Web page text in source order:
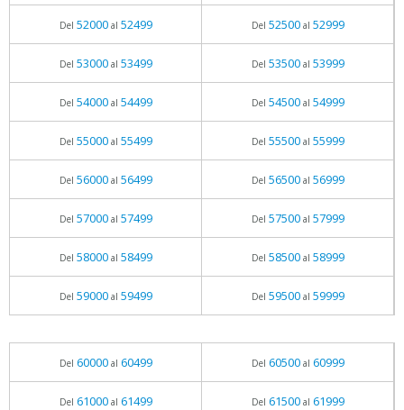
Del 52000al 52499 Del 52500al 52999
Del 53000al 53499 Del 53500al 53999
Del 54000al 54499 Del 54500al 54999
Del 55000al 55499 Del 55500al 55999
Del 56000al 56499 Del 56500al 56999
Del 57000al 57499 Del 57500al 57999
Del 58000al 58499 Del 58500al 58999
Del 59000al 59499 Del 59500al 59999
Del 60000al 60499 Del 60500al 60999
Del 61000al 61499 Del 61500al 61999